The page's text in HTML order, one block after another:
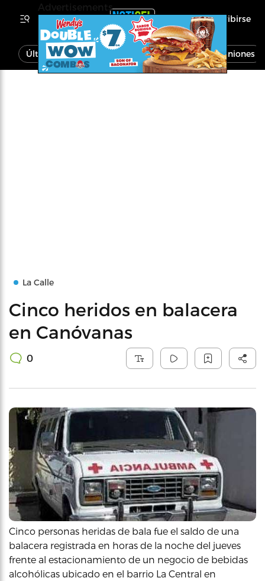
Inscribirse
Última Hora Noticias Economía Opiniones
La Calle
Cinco heridos en balacera
en Canóvanas
0
Cinco personas heridas de bala fue el saldo de una
balacera registrada en horas de la noche del jueves
frente al estacionamiento de un negocio de bebidas
alcohólicas ubicado en el barrio La Central en
Advertisements